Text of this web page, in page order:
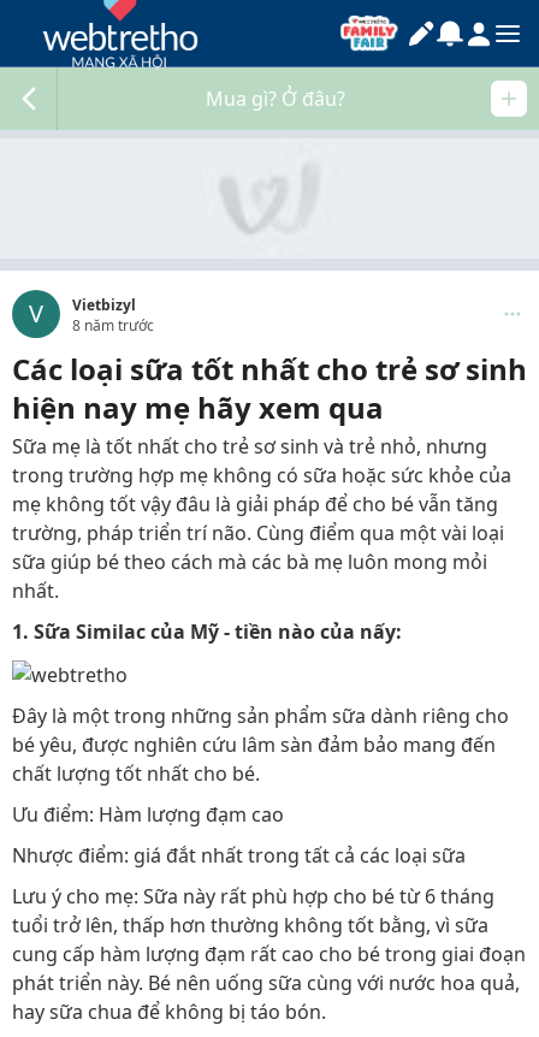
Mua gì? Ở đâu?
V
Vietbizyl
8 năm trước
Các loại sữa tốt nhất cho trẻ sơ sinh
hiện nay mẹ hãy xem qua
Sữa mẹ là tốt nhất cho trẻ sơ sinh và trẻ nhỏ, nhưng
trong trường hợp mẹ không có sữa hoặc sức khỏe của
mẹ không tốt vậy đâu là giải pháp để cho bé vẫn tăng
trường, pháp triển trí não. Cùng điểm qua một vài loại
sữa giúp bé theo cách mà các bà mẹ luôn mong mỏi
nhất.
1. Sữa Similac của Mỹ - tiền nào của nấy:
Đây là một trong những sản phẩm sữa dành riêng cho
bé yêu, được nghiên cứu lâm sàn đảm bảo mang đến
chất lượng tốt nhất cho bé.
Ưu điểm: Hàm lượng đạm cao
Nhược điểm: giá đắt nhất trong tất cả các loại sữa
Lưu ý cho mẹ: Sữa này rất phù hợp cho bé từ 6 tháng
tuổi trở lên, thấp hơn thường không tốt bằng, vì sữa
cung cấp hàm lượng đạm rất cao cho bé trong giai đoạn
phát triển này. Bé nên uống sữa cùng với nước hoa quả,
hay sữa chua để không bị táo bón.